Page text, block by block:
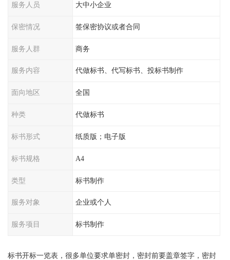
服务人员 大中小企业
保密情况 签保密协议或者合同
服务人群 商务
服务内容 代做标书、代写标书、投标书制作
面向地区 全国
种类 代做标书
标书形式 纸质版；电子版
标书规格 A4
类型 标书制作
服务对象 企业或个人
服务项目 标书制作
标书开标一览表，很多单位要求单密封，密封前要盖章签字，密封